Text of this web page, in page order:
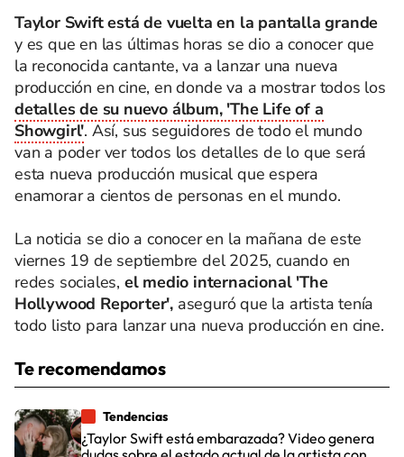
Taylor Swift está de vuelta en la pantalla grande
y es que en las últimas horas se dio a conocer que
la reconocida cantante, va a lanzar una nueva
producción en cine, en donde va a mostrar todos los
detalles de su nuevo álbum, 'The Life of a
Showgirl'. Así, sus seguidores de todo el mundo
van a poder ver todos los detalles de lo que será
esta nueva producción musical que espera
enamorar a cientos de personas en el mundo.
La noticia se dio a conocer en la mañana de este
viernes 19 de septiembre del 2025, cuando en
redes sociales, el medio internacional 'The
Hollywood Reporter', aseguró que la artista tenía
todo listo para lanzar una nueva producción en cine.
Te recomendamos
Tendencias
¿Taylor Swift está embarazada? Video genera